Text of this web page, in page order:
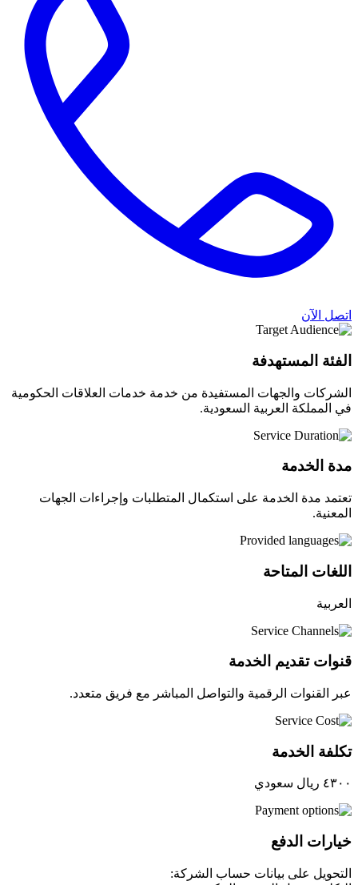
اتصل الآن
الفئة المستهدفة
الشركات والجهات المستفيدة من خدمة خدمات العلاقات الحكومية
في المملكة العربية السعودية.
مدة الخدمة
تعتمد مدة الخدمة على استكمال المتطلبات وإجراءات الجهات
المعنية.
اللغات المتاحة
العربية
قنوات تقديم الخدمة
عبر القنوات الرقمية والتواصل المباشر مع فريق متعدد.
تكلفة الخدمة
٤٣٠٠ ريال سعودي
خيارات الدفع
التحويل على بيانات حساب الشركة: